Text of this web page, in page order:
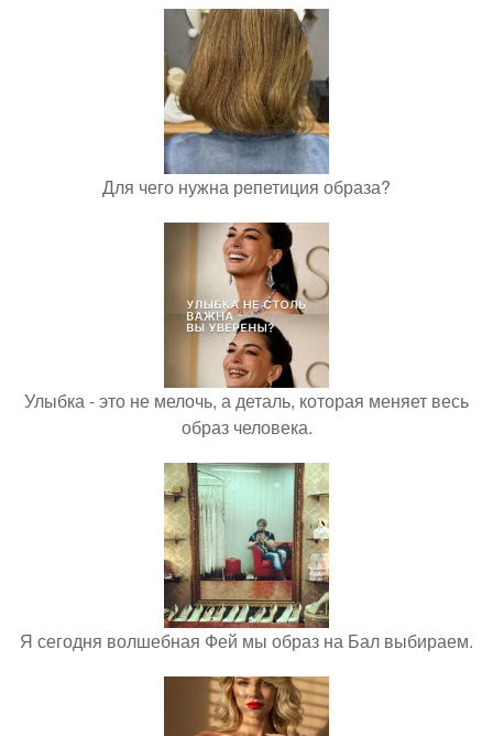
Для чего нужна репетиция образа?
Улыбка - это не мелочь, а деталь, которая меняет весь
образ человека.
Я сегодня волшебная Фей мы образ на Бал выбираем.